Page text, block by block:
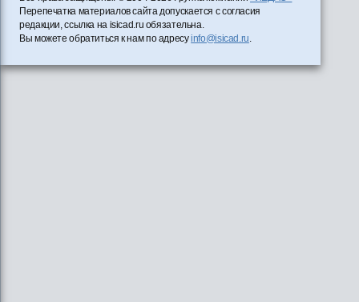
Перепечатка материалов сайта допускается с согласия
редакции, ссылка на isicad.ru обязательна.
Вы можете обратиться к нам по адресуinfo@isicad.ru.